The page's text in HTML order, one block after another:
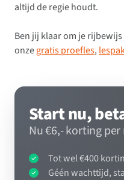
altijd de regie houdt.
Ben jij klaar om je
onzegratis proefles,
Start nu,
Nu €6,- korting per
Tot wel €400
Géén wachttijd,